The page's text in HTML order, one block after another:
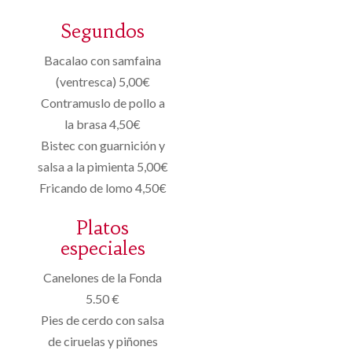
Segundos
Bacalao con samfaina
(ventresca) 5,00€
Contramuslo de pollo a
la brasa 4,50€
Bistec con guarnición y
salsa a la pimienta 5,00€
Fricando de lomo 4,50€
Platos
especiales
Canelones de la Fonda
5.50 €
Pies de cerdo con salsa
de ciruelas y piñones